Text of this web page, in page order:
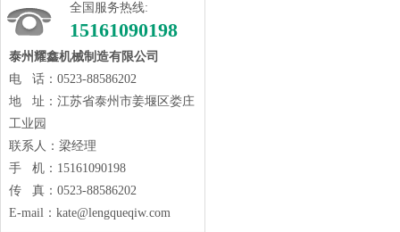
全国服务热线:
15161090198
泰州耀鑫机械制造有限公司
电 话：0523-88586202
地 址：江苏省泰州市姜堰区娄庄
工业园
联系人：梁经理
手 机：15161090198
传 真：0523-88586202
E-mail：kate@lengqueqiw.com